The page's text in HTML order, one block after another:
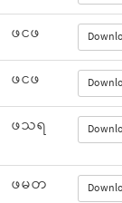
ဖငဖ
ဖငဖ
ဖသရ
ဖမတ